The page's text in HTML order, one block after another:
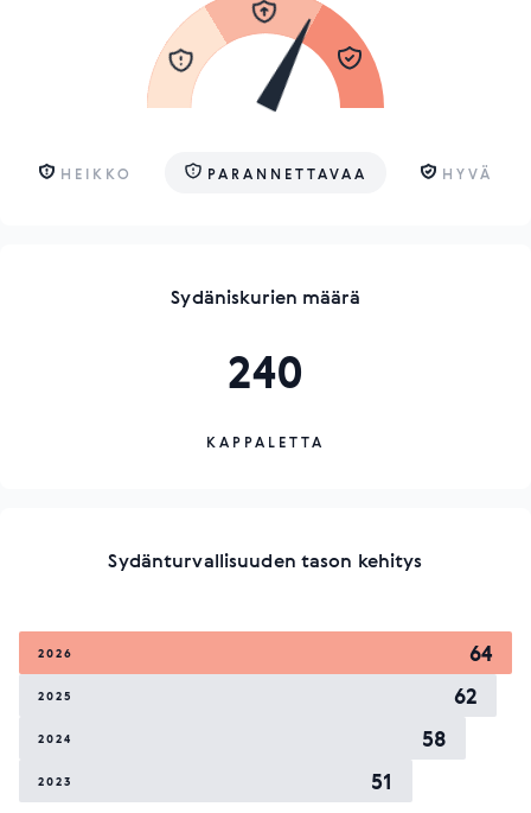
HEIKKO PARANNETTAVAA HYVÄ
Sydäniskurien määrä
240
KAPPALETTA
Sydänturvallisuuden tason kehitys
2026 64
2025 62
2024 58
2023 51